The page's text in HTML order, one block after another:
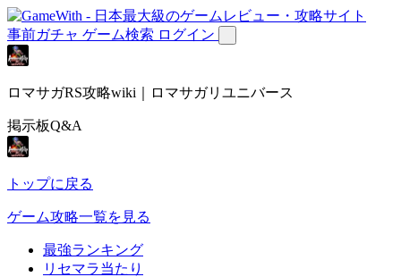
事前ガチャ ゲーム検索 ログイン
ロマサガRS攻略wiki｜ロマサガリユニバース
掲示板Q&A
トップに戻る
ゲーム攻略一覧を見る
最強ランキング
リセマラ当たり